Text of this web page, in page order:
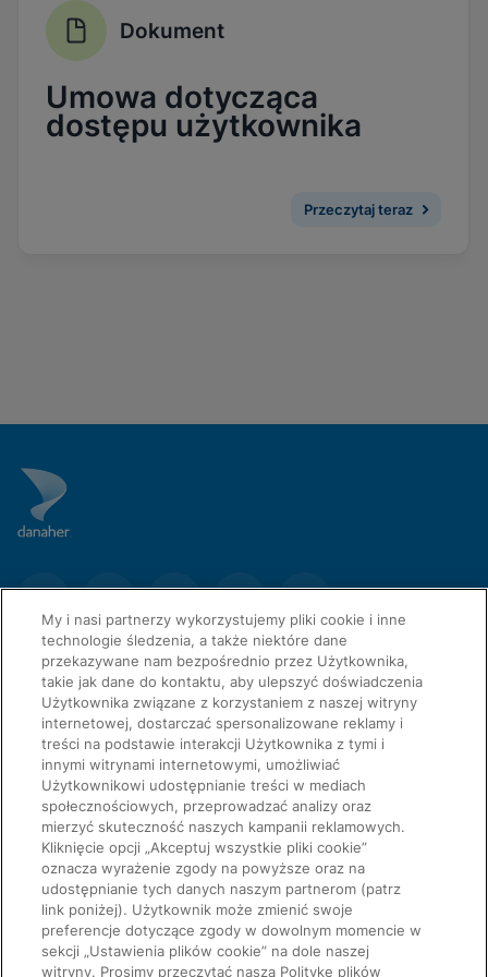
Dokument
Umowa dotycząca
dostępu użytkownika
Przeczytaj teraz
SZYBKIE ŁĄCZA
O naszej firmie
PRAWNE
My i nasi partnerzy wykorzystujemy pliki cookie i inne
technologie śledzenia, a także niektóre dane
przekazywane nam bezpośrednio przez Użytkownika,
takie jak dane do kontaktu, aby ulepszyć doświadczenia
Użytkownika związane z korzystaniem z naszej witryny
internetowej, dostarczać spersonalizowane reklamy i
treści na podstawie interakcji Użytkownika z tymi i
innymi witrynami internetowymi, umożliwiać
Użytkownikowi udostępnianie treści w mediach
społecznościowych, przeprowadzać analizy oraz
mierzyć skuteczność naszych kampanii reklamowych.
Kliknięcie opcji „Akceptuj wszystkie pliki cookie”
oznacza wyrażenie zgody na powyższe oraz na
udostępnianie tych danych naszym partnerom (patrz
link poniżej). Użytkownik może zmienić swoje
preferencje dotyczące zgody w dowolnym momencie w
sekcji „Ustawienia plików cookie” na dole naszej
witryny. Prosimy przeczytać naszą Politykę plików